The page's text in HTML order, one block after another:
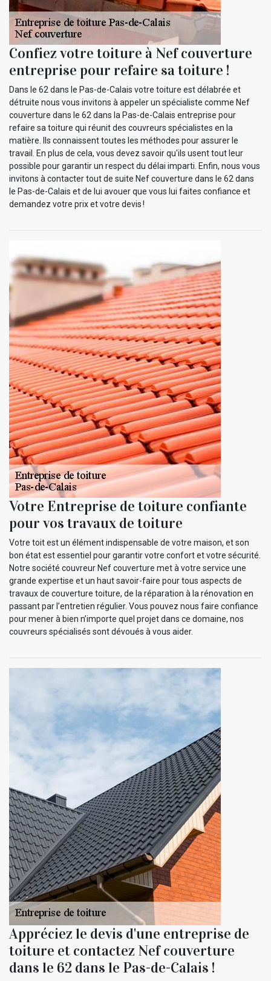
Confiez votre toiture à Nef couverture
entreprise pour refaire sa toiture !
Dans le 62 dans le Pas-de-Calais votre toiture est délabrée et
détruite nous vous invitons à appeler un spécialiste comme Nef
couverture dans le 62 dans la Pas-de-Calais entreprise pour
refaire sa toiture qui réunit des couvreurs spécialistes en la
matière. Ils connaissent toutes les méthodes pour assurer le
travail. En plus de cela, vous devez savoir qu'ils usent tout leur
possible pour garantir un respect du délai imparti. Enfin, nous vous
invitons à contacter tout de suite Nef couverture dans le 62 dans
le Pas-de-Calais et de lui avouer que vous lui faites confiance et
demandez votre prix et votre devis !
Votre Entreprise de toiture confiante
pour vos travaux de toiture
Votre toit est un élément indispensable de votre maison, et son
bon état est essentiel pour garantir votre confort et votre sécurité.
Notre société couvreur Nef couverture met à votre service une
grande expertise et un haut savoir-faire pour tous aspects de
travaux de couverture toiture, de la réparation à la rénovation en
passant par l’entretien régulier. Vous pouvez nous faire confiance
pour mener à bien n’importe quel projet dans ce domaine, nos
couvreurs spécialisés sont dévoués à vous aider.
Appréciez le devis d'une entreprise de
toiture et contactez Nef couverture
dans le 62 dans le Pas-de-Calais !